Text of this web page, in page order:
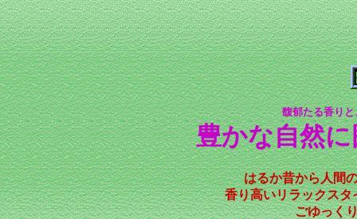
馥郁たる香り
豊かな自然
はるか昔から人間
香り高いリラックス
ごゆっく